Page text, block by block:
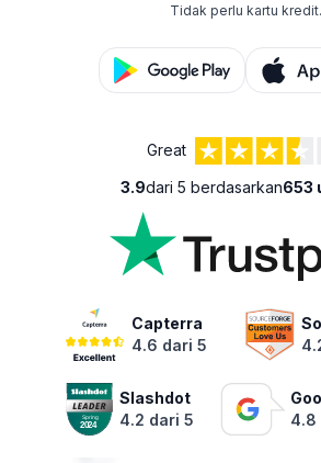
Tidak perlu kartu kredit.
Great
3.9dari 5 berdasarkan653
Capterra
4.6 dari 5
Slashdot
4.2 dari 5
4.8